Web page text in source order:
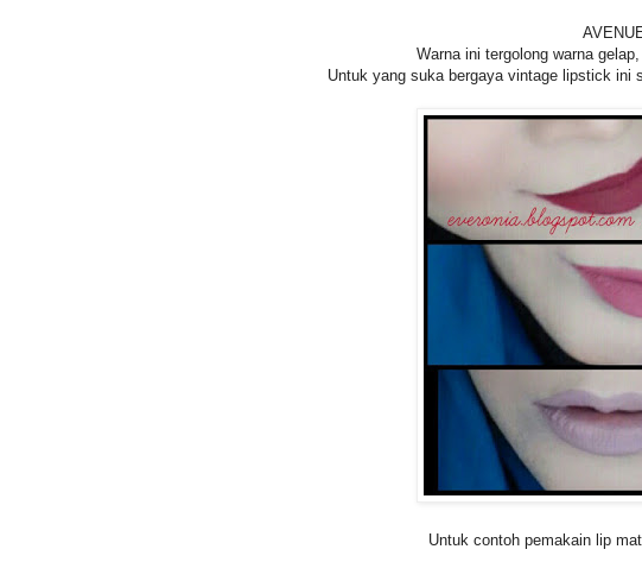
Warna ini tergolong warna
Untuk yang suka bergaya vintage lipstick ini
Untuk contoh pemakain lip